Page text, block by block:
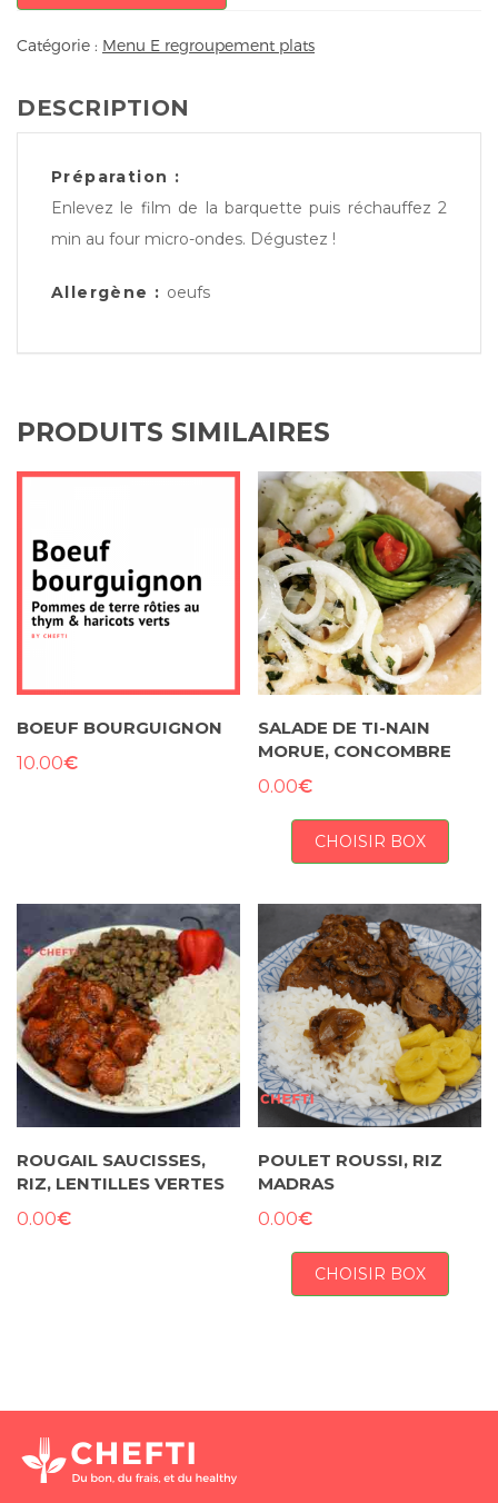
Catégorie : Menu E regroupement plats
DESCRIPTION
Préparation :
Enlevez le film de la barquette puis réchauffez 2
min au four micro-ondes. Dégustez !
Allergène : oeufs
PRODUITS SIMILAIRES
BOEUF BOURGUIGNON
10.00€
SALADE DE TI-NAIN
MORUE, CONCOMBRE
0.00€
CHOISIR BOX
ROUGAIL SAUCISSES,
RIZ, LENTILLES VERTES
0.00€
POULET ROUSSI, RIZ
MADRAS
0.00€
CHOISIR BOX